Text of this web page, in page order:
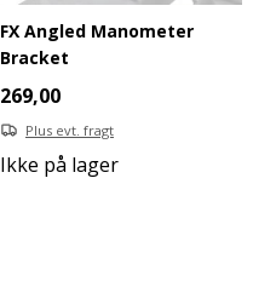
FX Angled Manometer
Bracket
269,00
Plus evt. fragt
Ikke på lager